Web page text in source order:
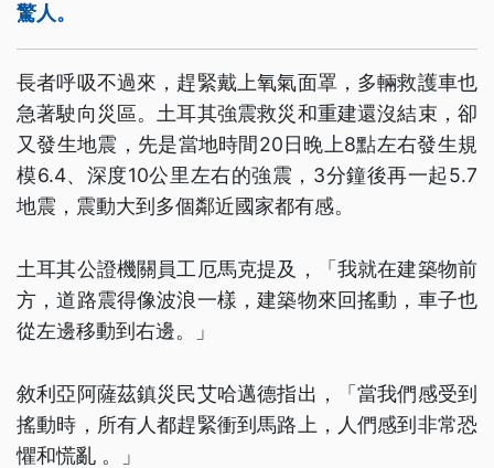
驚人。
長者呼吸不過來，趕緊戴上氧氣面罩，多輛救護車也
急著駛向災區。土耳其強震救災和重建還沒結束，卻
又發生地震，先是當地時間20日晚上8點左右發生規
模6.4、深度10公里左右的強震，3分鐘後再一起5.7
地震，震動大到多個鄰近國家都有感。
土耳其公證機關員工厄馬克提及，「我就在建築物前
方，道路震得像波浪一樣，建築物來回搖動，車子也
從左邊移動到右邊。」
敘利亞阿薩茲鎮災民艾哈邁德指出，「當我們感受到
搖動時，所有人都趕緊衝到馬路上，人們感到非常恐
懼和慌亂 。」